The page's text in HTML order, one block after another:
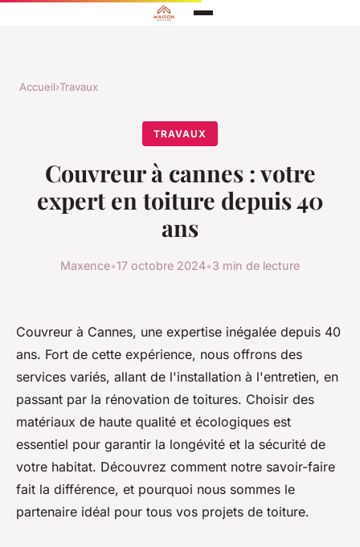
Accueil›Travaux
TRAVAUX
Couvreur à cannes : votre
expert en toiture depuis 40
ans
Maxence•17 octobre 2024•3 min de lecture
Couvreur à Cannes, une expertise inégalée depuis 40
ans. Fort de cette expérience, nous offrons des
services variés, allant de l'installation à l'entretien, en
passant par la rénovation de toitures. Choisir des
matériaux de haute qualité et écologiques est
essentiel pour garantir la longévité et la sécurité de
votre habitat. Découvrez comment notre savoir-faire
fait la différence, et pourquoi nous sommes le
partenaire idéal pour tous vos projets de toiture.